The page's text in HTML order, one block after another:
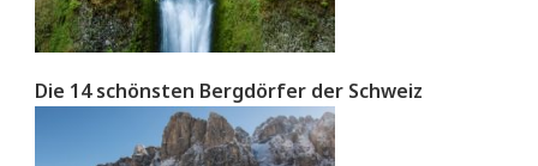
Die 14 schönsten Bergdörfer der Schweiz